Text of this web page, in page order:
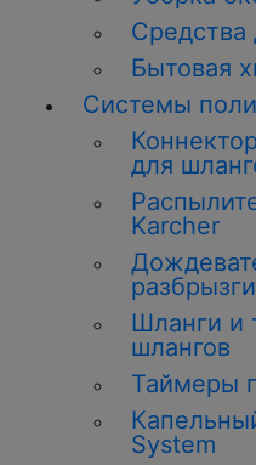
Средства
Бытовая
Системы
для
Karcher
Шланги и
шлангов
Таймеры
System